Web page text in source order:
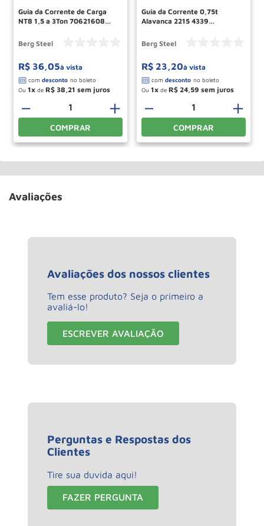
Guia da Corrente de Carga
NT8 1,5 a 3Ton 70621608
Berg Steel
R$ 36,05à vista
Ou 1 de R$ 38,21
＋
－
COMPRAR
Guia da Corrente 0,75t
Alavanca 2215 4339
Berg Steel
R$ 23,20à vista
Ou 1 de R$ 24,59
＋
－
COMPRAR
Avaliações
Avaliações dos nossos clientes
Tem esse produto? Seja o primeiro a
avaliá-lo!
ESCREVER AVALIAÇÃO
Perguntas e Respostas dos
Clientes
Tire sua duvida aqui!
FAZER PERGUNTA